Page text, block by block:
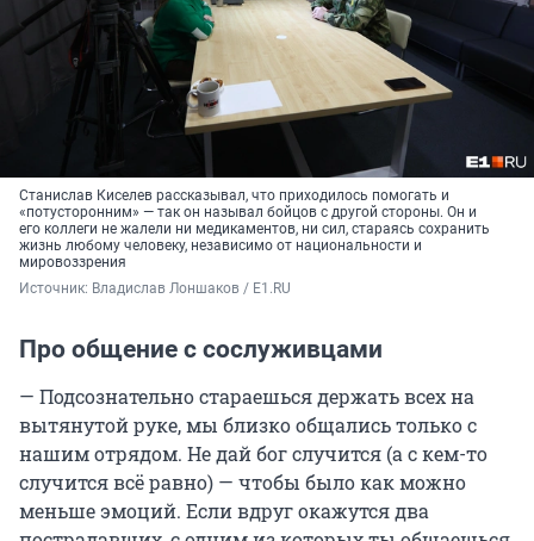
Станислав Киселев рассказывал, что приходилось помогать и
«потусторонним» — так он называл бойцов с другой стороны. Он и
его коллеги не жалели ни медикаментов, ни сил, стараясь сохранить
жизнь любому человеку, независимо от национальности и
мировоззрения
Источник: Владислав Лоншаков / E1.RU
Про общение с сослуживцами
— Подсознательно стараешься держать всех на
вытянутой руке, мы близко общались только с
нашим отрядом. Не дай бог случится (а с кем-то
случится всё равно) — чтобы было как можно
меньше эмоций. Если вдруг окажутся два